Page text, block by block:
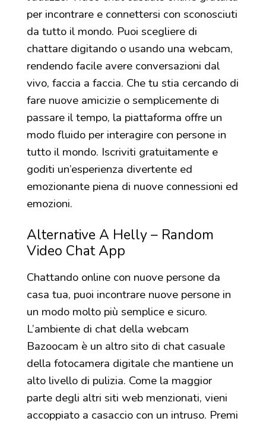
per incontrare e connettersi con sconosciuti
da tutto il mondo. Puoi scegliere di
chattare digitando o usando una webcam,
rendendo facile avere conversazioni dal
vivo, faccia a faccia. Che tu stia cercando di
fare nuove amicizie o semplicemente di
passare il tempo, la piattaforma offre un
modo fluido per interagire con persone in
tutto il mondo. Iscriviti gratuitamente e
goditi un’esperienza divertente ed
emozionante piena di nuove connessioni ed
emozioni.
Alternative A Helly – Random
Video Chat App
Chattando online con nuove persone da
casa tua, puoi incontrare nuove persone in
un modo molto più semplice e sicuro.
L’ambiente di chat della webcam
Bazoocam è un altro sito di chat casuale
della fotocamera digitale che mantiene un
alto livello di pulizia. Come la maggior
parte degli altri siti web menzionati, vieni
accoppiato a casaccio con un intruso. Premi